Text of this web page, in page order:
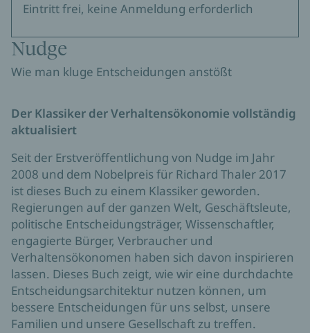
Eintritt frei, keine Anmeldung erforderlich
Nudge
Wie man kluge Entscheidungen anstößt
Der Klassiker der Verhaltensökonomie vollständig
aktualisiert
Seit der Erstveröffentlichung von Nudge im Jahr
2008 und dem Nobelpreis für Richard Thaler 2017
ist dieses Buch zu einem Klassiker geworden.
Regierungen auf der ganzen Welt, Geschäftsleute,
politische Entscheidungsträger, Wissenschaftler,
engagierte Bürger, Verbraucher und
Verhaltensökonomen haben sich davon inspirieren
lassen. Dieses Buch zeigt, wie wir eine durchdachte
Entscheidungsarchitektur nutzen können, um
bessere Entscheidungen für uns selbst, unsere
Familien und unsere Gesellschaft zu treffen.